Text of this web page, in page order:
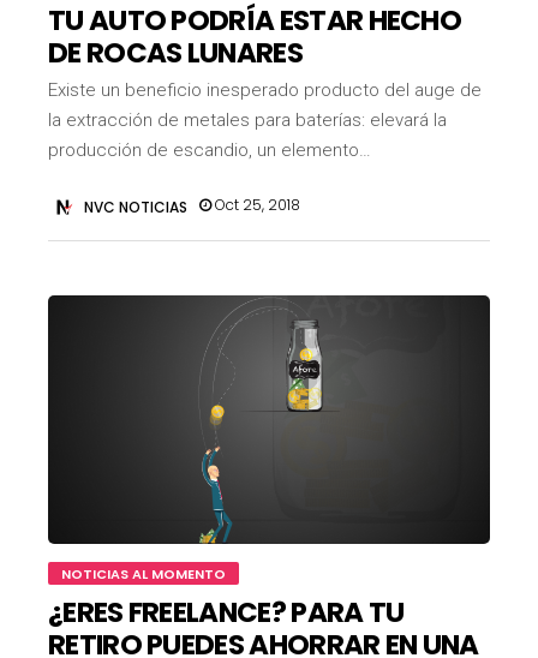
TU AUTO PODRÍA ESTAR HECHO
DE ROCAS LUNARES
Existe un beneficio inesperado producto del auge de
la extracción de metales para baterías: elevará la
producción de escandio, un elemento…
NVC NOTICIAS Oct 25, 2018
NOTICIAS AL MOMENTO
¿ERES FREELANCE? PARA TU
RETIRO PUEDES AHORRAR EN UNA